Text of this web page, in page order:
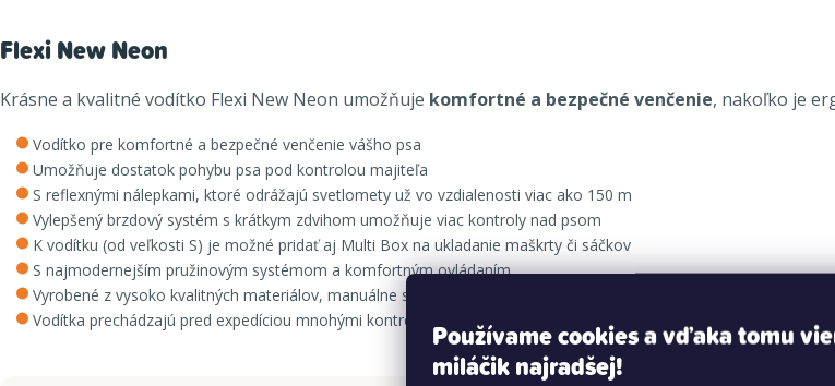
Používame cookies a vďaka tomu
miláčik najradšej!
Flexi New Neon
Krásne a kvalitné vodítko Flexi New Neon umožňuje komfortné a bezpečné venčenie, nakoľko je
Vodítko pre komfortné a bezpečné venčenie vášho psa
Umožňuje dostatok pohybu psa pod kontrolou majiteľa
S reflexnými nálepkami, ktoré odrážajú svetlomety už vo vzdialenosti viac ako 150 m
Vylepšený brzdový systém s krátkym zdvihom umožňuje viac kontroly nad psom
K vodítku (od veľkosti S) je možné pridať aj Multi Box na ukladanie maškrty či sáčkov
S najmodernejším pružinovým systémom a komfortným ovládaním
Vyrobené z vysoko kvalitných materiálov, manuálne spracované a zostavené
Vodítka prechádzajú pred expedíciou mnohými kontrolami kvality